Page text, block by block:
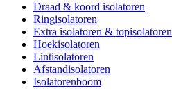
Draad & koord isolatoren
Ringisolatoren
Extra isolatoren & topisolatoren
Hoekisolatoren
Lintisolatoren
Afstandisolatoren
Isolatorenboom